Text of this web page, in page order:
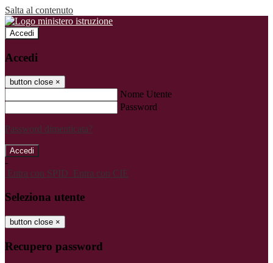
Salta al contenuto
Accedi
Accedi
button close ×
Nome Utente
Password
Password dimenticata?
-
Entra con SPID Entra con CIE
Seleziona utente
button close ×
Recupero password